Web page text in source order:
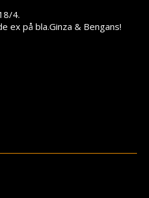
4.
ex på bla.Ginza & Bengans!